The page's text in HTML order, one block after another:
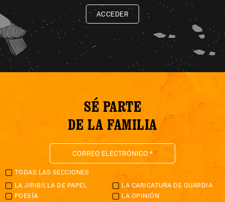
ACCEDER
SÉ PARTE
DE LA FAMILIA
TODAS LAS SECCIONES
LA JIRIBILLA DE PAPEL
LA CARICATURA DE GUARDIA
POESÍA
LA OPINIÓN